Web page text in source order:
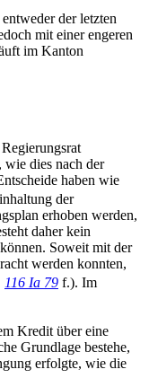
der letzten
mit einer engeren
im Kanton
wie dies nach der
haben wie
der
erhoben werden,
daher kein
Soweit mit der
werden konnten,
116 Ia 79 f.). Im
Kredit über eine
Grundlage bestehe,
erfolgte, wie die